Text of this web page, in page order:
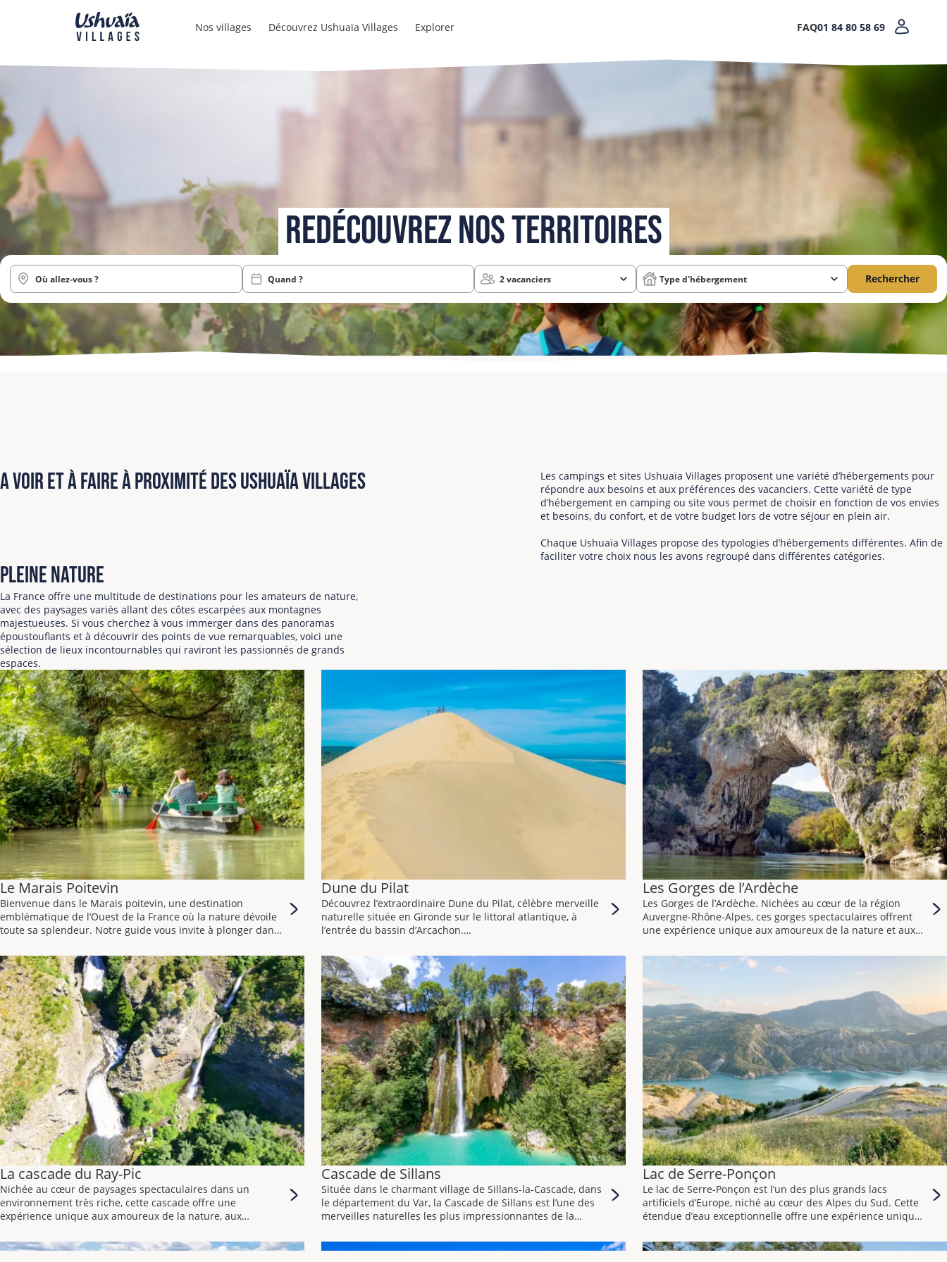
Nos villages Découvrez Ushuaïa Villages Explorer FAQ01 84 80 58 69
REDÉCOUVREZ NOS TERRITOIRES
Quand ? 2 vacanciers Type d'hébergement Rechercher
A voir et à faire à proximité des Ushuaïa Villages
Les campings et sites Ushuaïa Villages proposent une variété d’hébergements pour
répondre aux besoins et aux préférences des vacanciers. Cette variété de type
d’hébergement en camping ou site vous permet de choisir en fonction de vos envies
et besoins, du confort, et de votre budget lors de votre séjour en plein air.
Chaque Ushuaïa Villages propose des typologies d’hébergements différentes. Afin de
faciliter votre choix nous les avons regroupé dans différentes catégories.
Pleine nature
La France offre une multitude de destinations pour les amateurs de nature,
avec des paysages variés allant des côtes escarpées aux montagnes
majestueuses. Si vous cherchez à vous immerger dans des panoramas
époustouflants et à découvrir des points de vue remarquables, voici une
sélection de lieux incontournables qui raviront les passionnés de grands
espaces.
Le Marais Poitevin
Bienvenue dans le Marais poitevin, une destination
emblématique de l’Ouest de la France où la nature dévoile
toute sa splendeur. Notre guide vous invite à plonger dans
diversifiée et traditions locales.
Le Marais Poitevin, surnommé la « Venise Verte », est une
région humide située dans le département de la Vendée et
de la Charente-Maritime en France. Découvrez son histoire,
sa géographie unique et son importance en tant que zone
de biodiversité.
Dune du Pilat
Découvrez l’extraordinaire Dune du Pilat, célèbre merveille
naturelle située en Gironde sur le littoral atlantique, à
l’entrée du bassin d’Arcachon.
Dune du Pilat est une destination incontournable pour les
amoureux de la nature.
Les aventuriers en quête de découvertes et les amateurs
de paysages à couper le souffle.
La Dune du Pilat est la plus grande dune de sable
d’Europe. Nichée entre l’océan Atlantique, la forêt de pins
luxuriante du Sud-Ouest et le bassin d’Arcachon.
Elle s’étend sur environ 500 mètres de large, 2,7 kilomètres
de long et atteint une hauteur impressionnante de 110
mètres.
Cette merveille géologique offre une vue panoramique
imprenable sur les environs, créant une expérience
mémorable pour tous ceux qui la visitent.
Les Gorges de l’Ardèche
Les Gorges de l’Ardèche. Nichées au cœur de la région
Auvergne-Rhône-Alpes, ces gorges spectaculaires offrent
une expérience unique aux amoureux de la nature et aux
Les Gorges de l’Ardèche, sculptées par la rivière éponyme,
offrent des panoramas à couper le souffle. Des falaises
calcaires majestueuses se dressent de chaque côté, créant
des formations rocheuses impressionnantes. Les visiteurs
peuvent s’immerger dans cette beauté naturelle en
empruntant la célèbre route des Gorges, offrant des points
de vue à couper le souffle sur la rivière Ardèche serpentant
entre les roches.
La cascade du Ray-Pic
Nichée au cœur de paysages spectaculaires dans un
environnement très riche, cette cascade offre une
expérience unique aux amoureux de la nature, aux
Cascade de Sillans
Située dans le charmant village de Sillans-la-Cascade, dans
le département du Var, la Cascade de Sillans est l’une des
merveilles naturelles les plus impressionnantes de la
Lac de Serre-Ponçon
Le lac de Serre-Ponçon est l’un des plus grands lacs
artificiels d’Europe, niché au cœur des Alpes du Sud. Cette
étendue d’eau exceptionnelle offre une expérience unique
passionnantes et paysages à couper le souffle.